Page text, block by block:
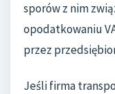
sporów z nim
opodatkowaniu
przez
Jeśli firma